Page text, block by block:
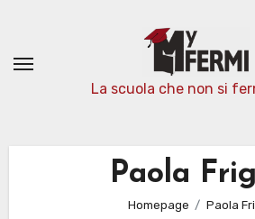
contenuto
La scuola che non si
Paola
Homepage Paola